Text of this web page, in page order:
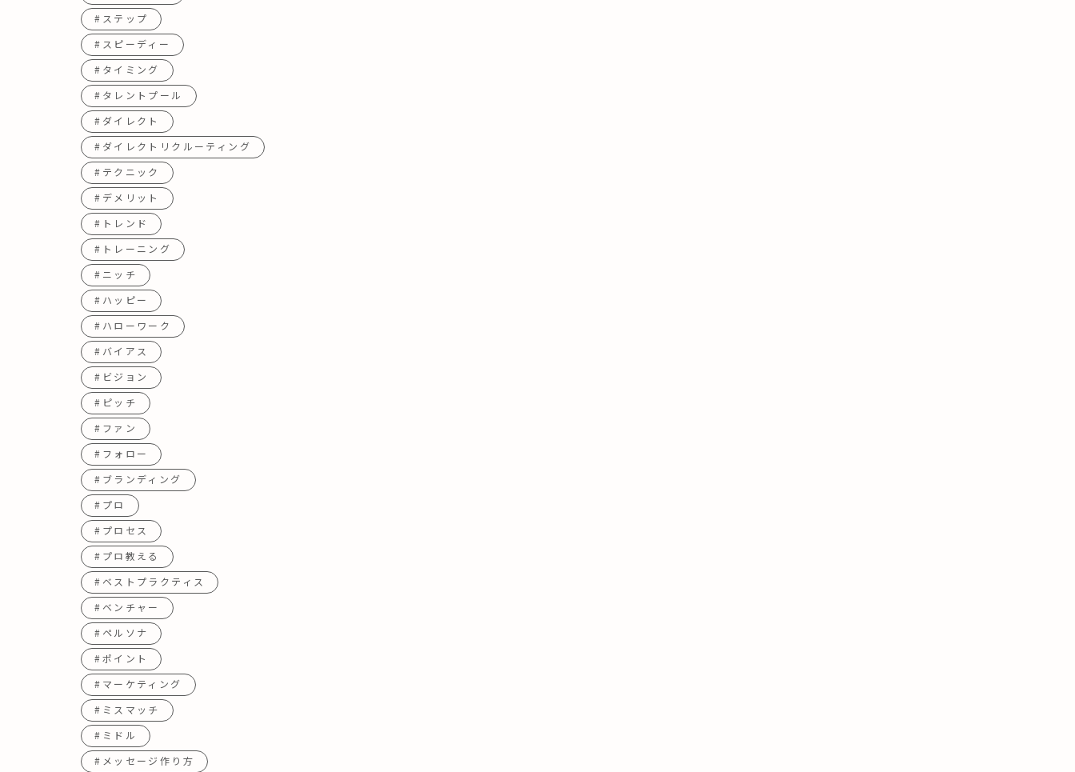
#ステップ
#スピーディー
#タイミング
#タレントプール
#ダイレクト
#ダイレクトリクルーティング
#テクニック
#デメリット
#トレンド
#トレーニング
#ニッチ
#ハッピー
#ハローワーク
#バイアス
#ビジョン
#ピッチ
#ファン
#フォロー
#ブランディング
#プロ
#プロセス
#プロ教える
#ベストプラクティス
#ベンチャー
#ペルソナ
#ポイント
#マーケティング
#ミスマッチ
#ミドル
#メッセージ作り方